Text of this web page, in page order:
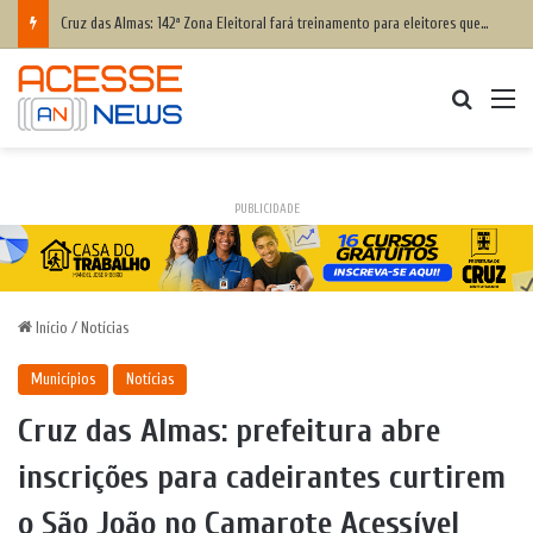
Cruz das Almas: 142ª Zona Eleitoral fará treinamento para eleitores que têm dificuldade para votar; saiba como participar
PUBLICIDADE
Início / Notícias
Municípios Notícias
Cruz das Almas: prefeitura abre
inscrições para cadeirantes curtirem
o São João no Camarote Acessível